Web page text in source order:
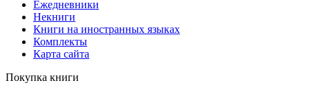
Ежедневники
Некниги
Книги на иностранных языках
Комплекты
Карта сайта
Покупка книги